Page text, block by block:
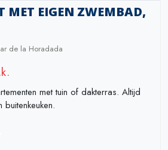
MET EIGEN ZWEMBAD,
de la Horadada
met tuin of dakterras. Altijd